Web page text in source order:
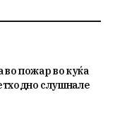
во пожар во куќа
слушнале